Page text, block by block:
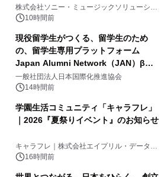
開始
株式会社ソニー・ミュージックソリューショ
ンズ10時間前
現役留学生がつくる、留学生のため
の、留学生専用プラットフォーム
Japan Alumni Network（JAN）β版
をリリース
一般社団法人日本国際化推進協会
14時間前
学園生活コミュニティ「キャラフレ」
｜2026『夏祭りイベント』のお知らせ
キャラフレ｜株式会社エイプリル・データ・
デザインズ
16時間前